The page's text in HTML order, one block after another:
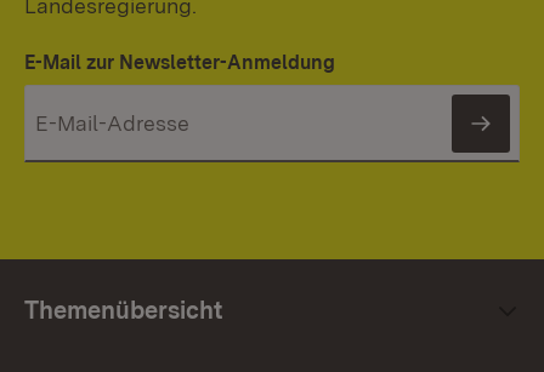
Landesregierung.
E-Mail zur Newsletter-Anmeldung
Themenübersicht